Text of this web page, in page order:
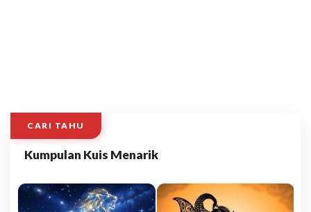
CARI TAHU
Kumpulan Kuis Menarik